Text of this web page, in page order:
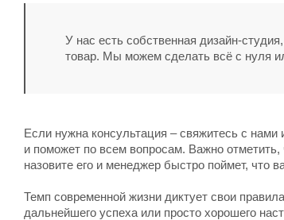
У нас есть собственная дизайн-
товар. Мы можем сделать всё с нуля
Если нужна консультация – свяжитесь с
и поможет по всем вопросам. Важно отметить,
назовите его и менеджер быстро поймет, что
Темп современной жизни диктует свои
дальнейшего успеха или просто хорошего